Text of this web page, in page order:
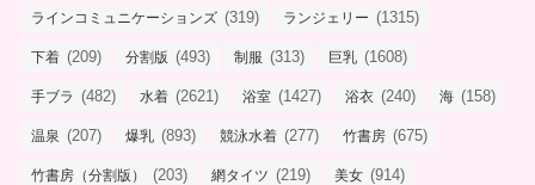
ラインコミュニケーションズ (319) ランジェリー (1315)
下着 (209) 分割版 (493) 制服 (313) 巨乳 (1608)
手ブラ (482) 水着 (2621) 浴室 (1427) 浴衣 (240) 海 (158)
温泉 (207) 爆乳 (893) 競泳水着 (277) 竹書房 (675)
竹書房（分割版） (203) 網タイツ (219) 美女 (914)